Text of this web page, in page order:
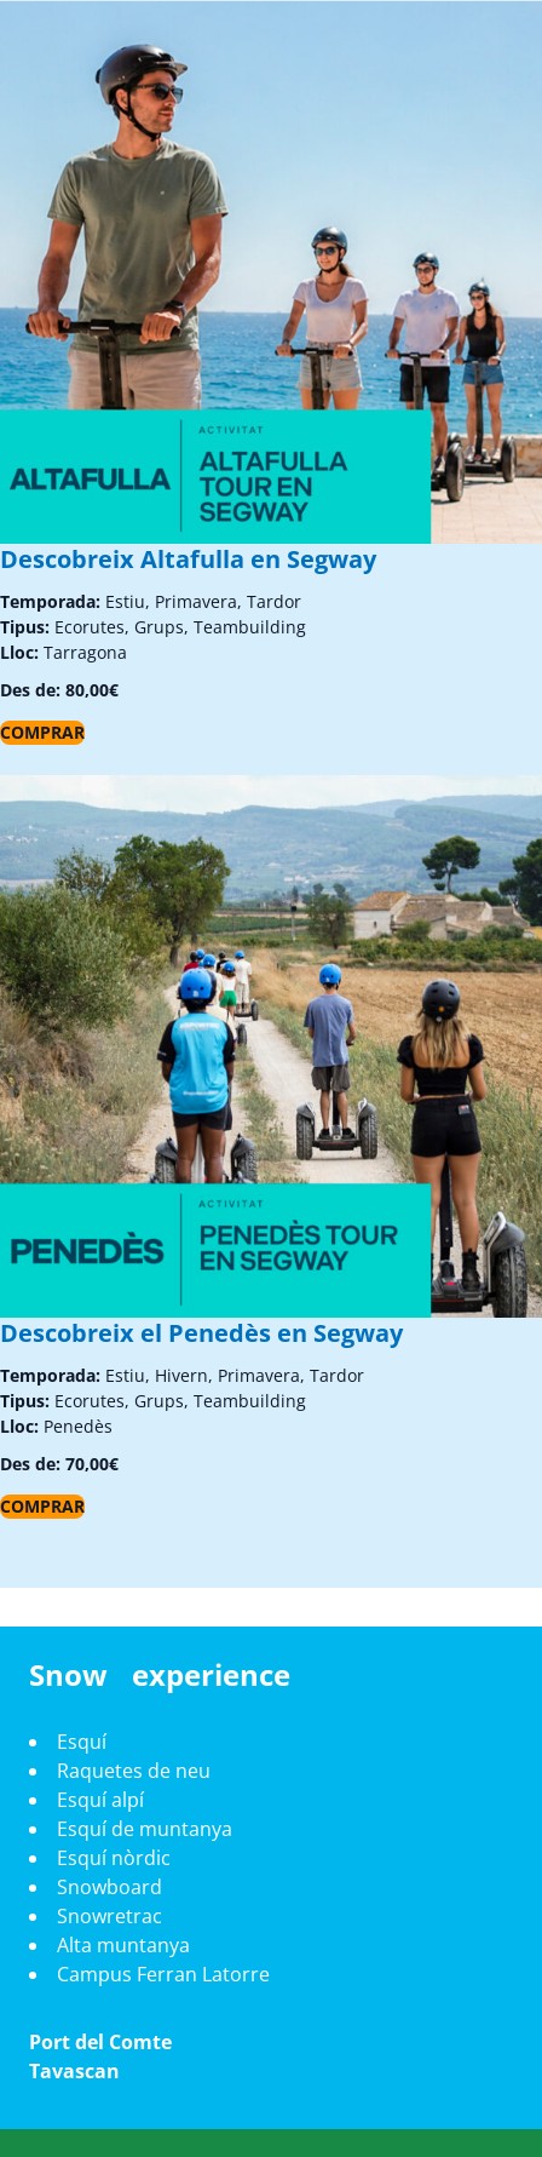
Descobreix Altafulla en Segway
Temporada: Estiu, Primavera, Tardor
Tipus: Ecorutes, Grups, Teambuilding
Lloc: Tarragona
Des de: 80,00€
COMPRAR
Descobreix el Penedès en Segway
Temporada: Estiu, Hivern, Primavera, Tardor
Tipus: Ecorutes, Grups, Teambuilding
Lloc: Penedès
Des de: 70,00€
COMPRAR
Snow experience
Esquí
Raquetes de neu
Esquí alpí
Esquí de muntanya
Esquí nòrdic
Snowboard
Snowretrac
Alta muntanya
Campus Ferran Latorre
Port del Comte
Tavascan